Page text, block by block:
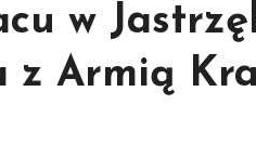
w
z Armią